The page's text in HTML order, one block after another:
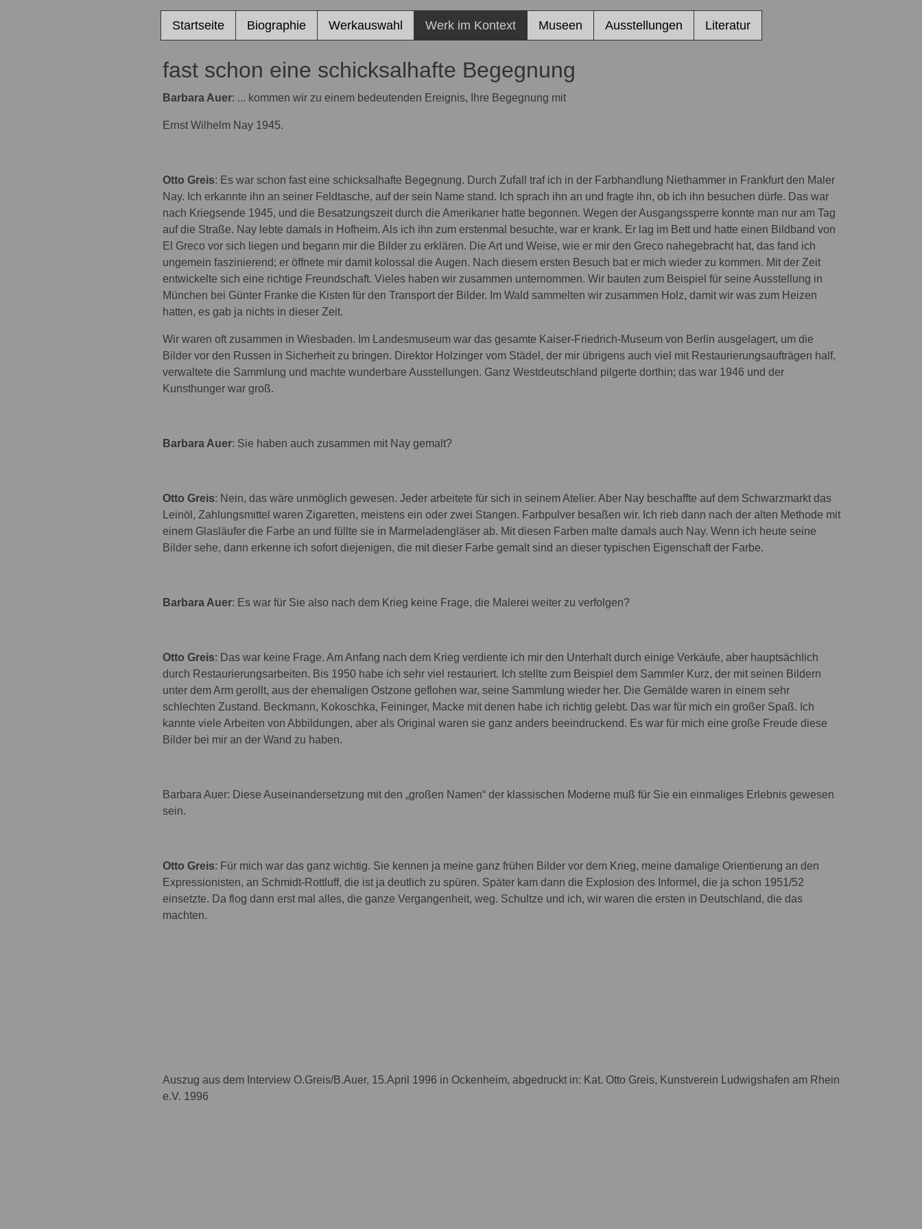
Startseite Biographie Werkauswahl Werk im Kontext Museen Ausstellungen Literatur
fast schon eine schicksalhafte Begegnung
Barbara Auer: ... kommen wir zu einem bedeutenden Ereignis, Ihre Begegnung mit
Ernst Wilhelm Nay 1945.
Otto Greis: Es war schon fast eine schicksalhafte Begegnung. Durch Zufall traf ich in der Farbhandlung Niethammer in Frankfurt den Maler
Nay. Ich erkannte ihn an seiner Feldtasche, auf der sein Name stand. Ich sprach ihn an und fragte ihn, ob ich ihn besuchen dürfe. Das war
nach Kriegsende 1945, und die Besatzungszeit durch die Amerikaner hatte begonnen. Wegen der Ausgangssperre konnte man nur am Tag
auf die Straße. Nay lebte damals in Hofheim. Als ich ihn zum erstenmal besuchte, war er krank. Er lag im Bett und hatte einen Bildband von
El Greco vor sich liegen und begann mir die Bilder zu erklären. Die Art und Weise, wie er mir den Greco nahegebracht hat, das fand ich
ungemein faszinierend; er öffnete mir damit kolossal die Augen. Nach diesem ersten Besuch bat er mich wieder zu kommen. Mit der Zeit
entwickelte sich eine richtige Freundschaft. Vieles haben wir zusammen unternommen. Wir bauten zum Beispiel für seine Ausstellung in
München bei Günter Franke die Kisten für den Transport der Bilder. Im Wald sammelten wir zusammen Holz, damit wir was zum Heizen
hatten, es gab ja nichts in dieser Zeit.
Wir waren oft zusammen in Wiesbaden. Im Landesmuseum war das gesamte Kaiser-Friedrich-Museum von Berlin ausgelagert, um die
Bilder vor den Russen in Sicherheit zu bringen. Direktor Holzinger vom Städel, der mir übrigens auch viel mit Restaurierungsaufträgen half,
verwaltete die Sammlung und machte wunderbare Ausstellungen. Ganz Westdeutschland pilgerte dorthin; das war 1946 und der
Kunsthunger war groß.
Barbara Auer: Sie haben auch zusammen mit Nay gemalt?
Otto Greis: Nein, das wäre unmöglich gewesen. Jeder arbeitete für sich in seinem Atelier. Aber Nay beschaffte auf dem Schwarzmarkt das
Leinöl, Zahlungsmittel waren Zigaretten, meistens ein oder zwei Stangen. Farbpulver besaßen wir. Ich rieb dann nach der alten Methode mit
einem Glasläufer die Farbe an und füllte sie in Marmeladengläser ab. Mit diesen Farben malte damals auch Nay. Wenn ich heute seine
Bilder sehe, dann erkenne ich sofort diejenigen, die mit dieser Farbe gemalt sind an dieser typischen Eigenschaft der Farbe.
Barbara Auer: Es war für Sie also nach dem Krieg keine Frage, die Malerei weiter zu verfolgen?
Otto Greis: Das war keine Frage. Am Anfang nach dem Krieg verdiente ich mir den Unterhalt durch einige Verkäufe, aber hauptsächlich
durch Restaurierungsarbeiten. Bis 1950 habe ich sehr viel restauriert. Ich stellte zum Beispiel dem Sammler Kurz, der mit seinen Bildern
unter dem Arm gerollt, aus der ehemaligen Ostzone geflohen war, seine Sammlung wieder her. Die Gemälde waren in einem sehr
schlechten Zustand. Beckmann, Kokoschka, Feininger, Macke mit denen habe ich richtig gelebt. Das war für mich ein großer Spaß. Ich
kannte viele Arbeiten von Abbildungen, aber als Original waren sie ganz anders beeindruckend. Es war für mich eine große Freude diese
Bilder bei mir an der Wand zu haben.
Barbara Auer: Diese Auseinandersetzung mit den „großen Namen“ der klassischen Moderne muß für Sie ein einmaliges Erlebnis gewesen
sein.
Otto Greis: Für mich war das ganz wichtig. Sie kennen ja meine ganz frühen Bilder vor dem Krieg, meine damalige Orientierung an den
Expressionisten, an Schmidt-Rottluff, die ist ja deutlich zu spüren. Später kam dann die Explosion des Informel, die ja schon 1951/52
einsetzte. Da flog dann erst mal alles, die ganze Vergangenheit, weg. Schultze und ich, wir waren die ersten in Deutschland, die das
machten.
Auszug aus dem Interview O.Greis/B.Auer, 15.April 1996 in Ockenheim, abgedruckt in: Kat. Otto Greis, Kunstverein Ludwigshafen am Rhein
e.V. 1996